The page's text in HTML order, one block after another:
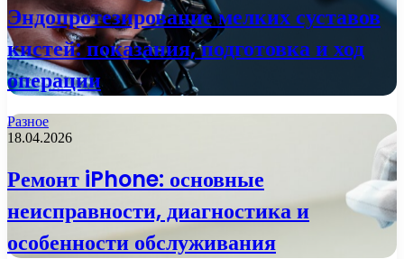
Эндопротезирование мелких суставов
кистей: показания, подготовка и ход
операции
Разное
18.04.2026
Ремонт iPhone: основные
неисправности, диагностика и
особенности обслуживания